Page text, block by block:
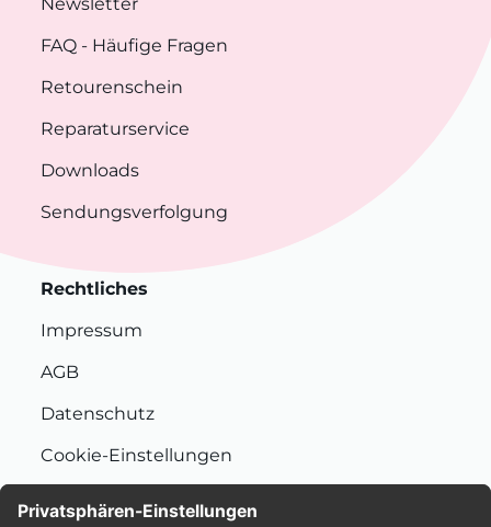
FAQ - Häufige Fragen
Retourenschein
Reparaturservice
Downloads
Sendungsverfolgung
Rechtliches
Impressum
AGB
Datenschutz
Cookie-Einstellungen